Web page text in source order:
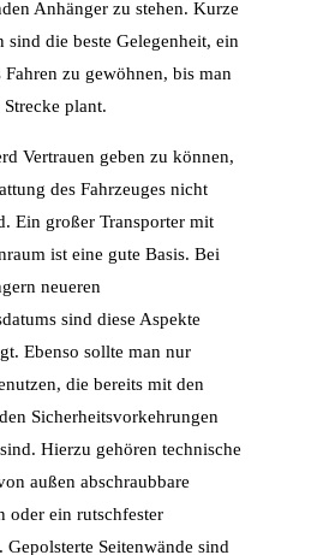
Anhänger zu stehen. Kurze
sind die beste Gelegenheit, ein
Fahren zu gewöhnen, bis man
plant.
Vertrauen geben zu können,
des Fahrzeuges nicht
Ein großer Transporter mit
ist eine gute Basis. Bei
neueren
sind diese Aspekte
Ebenso sollte man nur
die bereits mit den
Sicherheitsvorkehrungen
Hierzu gehören technische
außen abschraubbare
oder ein rutschfester
Gepolsterte Seitenwände sind